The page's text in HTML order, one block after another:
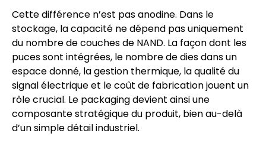
Cette différence n’est pas anodine. Dans le
stockage, la capacité ne dépend pas uniquement
du nombre de couches de NAND. La façon dont les
puces sont intégrées, le nombre de dies dans un
espace donné, la gestion thermique, la qualité du
signal électrique et le coût de fabrication jouent un
rôle crucial. Le packaging devient ainsi une
composante stratégique du produit, bien au-delà
d’un simple détail industriel.